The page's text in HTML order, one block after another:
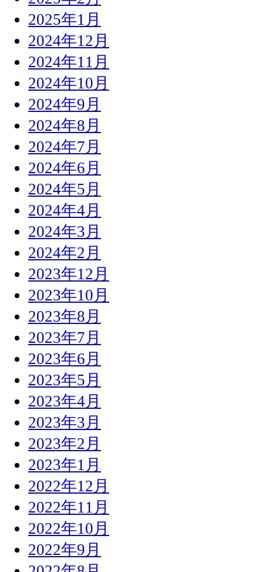
2025年1月
2024年12月
2024年11月
2024年10月
2024年9月
2024年8月
2024年7月
2024年6月
2024年5月
2024年4月
2024年3月
2024年2月
2023年12月
2023年10月
2023年8月
2023年7月
2023年6月
2023年5月
2023年4月
2023年3月
2023年2月
2023年1月
2022年12月
2022年11月
2022年10月
2022年9月